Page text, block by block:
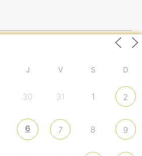
J V S D
30 31 1 2
6 7 8 9